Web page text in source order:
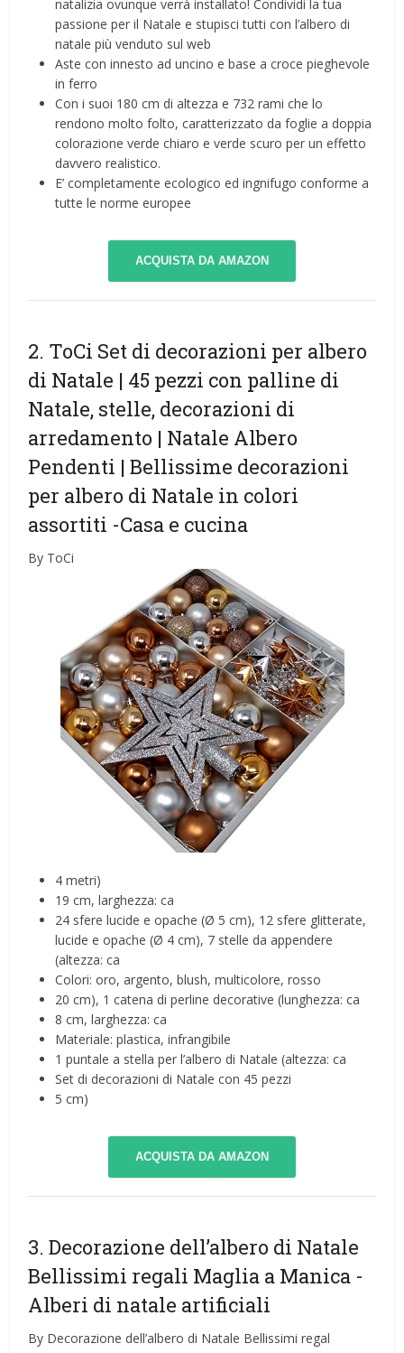
natalizia ovunque verrà installato! Condividi la tua
passione per il Natale e stupisci tutti con l’albero di
natale più venduto sul web
Aste con innesto ad uncino e base a croce pieghevole
in ferro
Con i suoi 180 cm di altezza e 732 rami che lo
rendono molto folto, caratterizzato da foglie a doppia
colorazione verde chiaro e verde scuro per un effetto
davvero realistico.
E’ completamente ecologico ed ingnifugo conforme a
tutte le norme europee
ACQUISTA DA AMAZON
2. ToCi Set di decorazioni per albero
di Natale | 45 pezzi con palline di
Natale, stelle, decorazioni di
arredamento | Natale Albero
Pendenti | Bellissime decorazioni
per albero di Natale in colori
assortiti -Casa e cucina
By ToCi
4 metri)
19 cm, larghezza: ca
24 sfere lucide e opache (Ø 5 cm), 12 sfere glitterate,
lucide e opache (Ø 4 cm), 7 stelle da appendere
(altezza: ca
Colori: oro, argento, blush, multicolore, rosso
20 cm), 1 catena di perline decorative (lunghezza: ca
8 cm, larghezza: ca
Materiale: plastica, infrangibile
1 puntale a stella per l’albero di Natale (altezza: ca
Set di decorazioni di Natale con 45 pezzi
5 cm)
ACQUISTA DA AMAZON
3. Decorazione dell’albero di Natale
Bellissimi regali Maglia a Manica -
Alberi di natale artificiali
By Decorazione dell’albero di Natale Bellissimi regal